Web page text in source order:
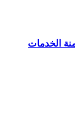
الخدمات